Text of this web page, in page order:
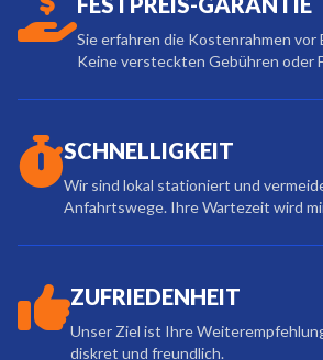
Sie erfahren die Kostenrahmen vor
Keine versteckten Gebühren oder
SCHNELLIGKEIT
Wir sind lokal stationiert und
Anfahrtswege. Ihre Wartezeit wird
ZUFRIEDENHEIT
Unser Ziel ist Ihre
diskret und freundlich.